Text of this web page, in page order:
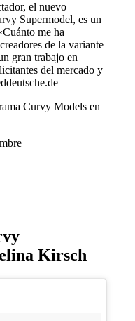
el nuevo
Supermodel, es un
me ha
de la variante
gran trabajo en
del mercado y
Curvy Models en
Kirsch